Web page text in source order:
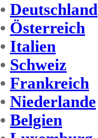
• Deutschland
• Österreich
• Italien
• Schweiz
• Frankreich
• Niederlande
• Belgien